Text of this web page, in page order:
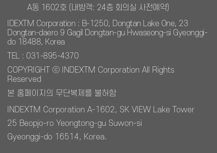
A동 1602호 (내방객: 24층 회의실 사전예약)
IDEXTM Corporation : B-1250, Dongtan Lake One, 23
Dongtan-daero 9 Gagil Dongtan-gu Hwaseong-si Gyeonggi-
do 18488, Korea
TEL : 031-895-4370
COPYRIGHT ⓒ INDEXTM Corporation All Rights
Reserved
본 홈페이지의 무단복제를 불허함
INDEXTM Corporation A-1602, SK VIEW Lake Tower
25 Beopjo-ro Yeongtong-gu Suwon-si
Gyeonggi-do 16514, Korea.